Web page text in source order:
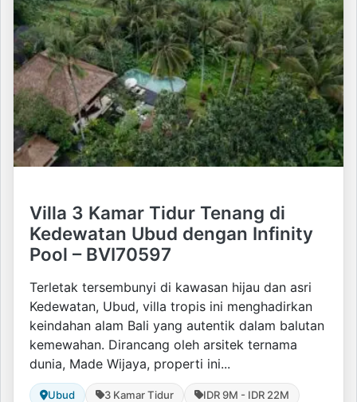
Villa 3 Kamar Tidur Tenang di
Kedewatan Ubud dengan Infinity
Pool – BVI70597
Terletak tersembunyi di kawasan hijau dan asri
Kedewatan, Ubud, villa tropis ini menghadirkan
keindahan alam Bali yang autentik dalam balutan
kemewahan. Dirancang oleh arsitek ternama
dunia, Made Wijaya, properti ini...
Ubud 3 Kamar Tidur IDR 9M - IDR 22M